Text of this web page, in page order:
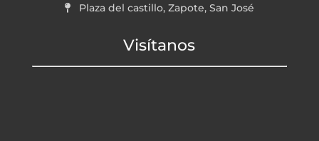
Plaza del castillo, Zapote, San José
Visítanos